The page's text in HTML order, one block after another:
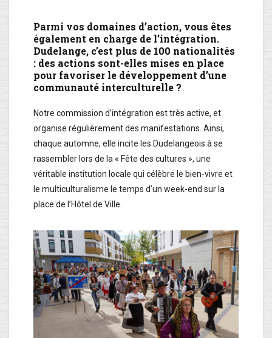
Parmi vos domaines d’action, vous êtes
également en charge de l’intégration.
Dudelange, c’est plus de 100 nationalités
: des actions sont-elles mises en place
pour favoriser le développement d’une
communauté interculturelle ?
Notre commission d’intégration est très active, et
organise régulièrement des manifestations. Ainsi,
chaque automne, elle incite les Dudelangeois à se
rassembler lors de la « Fête des cultures », une
véritable institution locale qui célèbre le bien-vivre et
le multiculturalisme le temps d’un week-end sur la
place de l’Hôtel de Ville.